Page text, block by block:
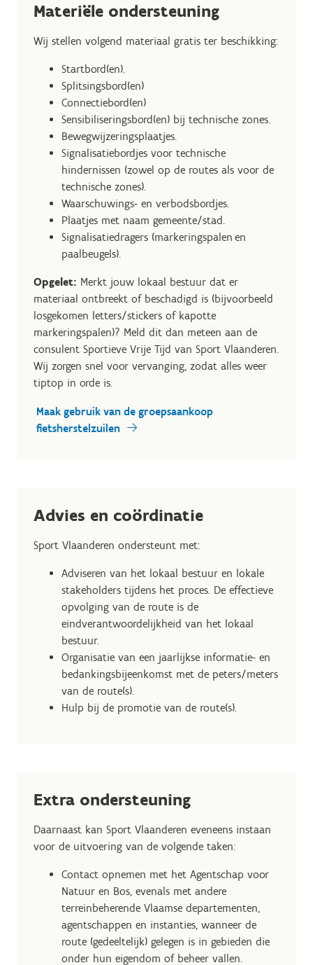
Materiële ondersteuning
Wij stellen volgend materiaal gratis ter beschikking:
Startbord(en).
Splitsingsbord(en)
Connectiebord(en)
Sensibiliseringsbord(en) bij technische zones.
Bewegwijzeringsplaatjes.
Signalisatiebordjes voor technische
hindernissen (zowel op de routes als voor de
technische zones).
Waarschuwings- en verbodsbordjes.
Plaatjes met naam gemeente/stad.
Signalisatiedragers (markeringspalen en
paalbeugels).
Opgelet: Merkt jouw lokaal bestuur dat er
materiaal ontbreekt of beschadigd is (bijvoorbeeld
losgekomen letters/stickers of kapotte
markeringspalen)? Meld dit dan meteen aan de
consulent Sportieve Vrije Tijd van Sport Vlaanderen.
Wij zorgen snel voor vervanging, zodat alles weer
tiptop in orde is.
Maak gebruik van de groepsaankoop
fietsherstelzuilen
Advies en coördinatie
Sport Vlaanderen ondersteunt met:
Adviseren van het lokaal bestuur en lokale
stakeholders tijdens het proces. De effectieve
opvolging van de route is de
eindverantwoordelijkheid van het lokaal
bestuur.
Organisatie van een jaarlijkse informatie- en
bedankingsbijeenkomst met de peters/meters
van de route(s).
Hulp bij de promotie van de route(s).
Extra ondersteuning
Daarnaast kan Sport Vlaanderen eveneens instaan
voor de uitvoering van de volgende taken:
Contact opnemen met het Agentschap voor
Natuur en Bos, evenals met andere
terreinbeherende Vlaamse departementen,
agentschappen en instanties, wanneer de
route (gedeeltelijk) gelegen is in gebieden die
onder hun eigendom of beheer vallen.